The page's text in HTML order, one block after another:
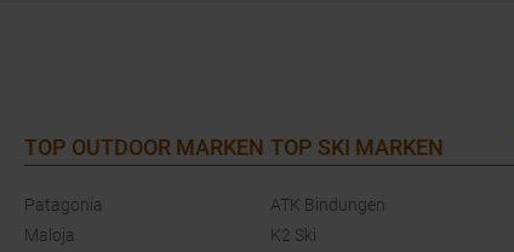
TOP OUTDOOR MARKEN
Patagonia
Maloja
TOP SKI MARKEN
ATK Bindungen
K2 Ski